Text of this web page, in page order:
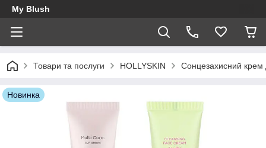
My Blush
Товари та послуги HOLLYSKIN Сонцезахисний
Новинка